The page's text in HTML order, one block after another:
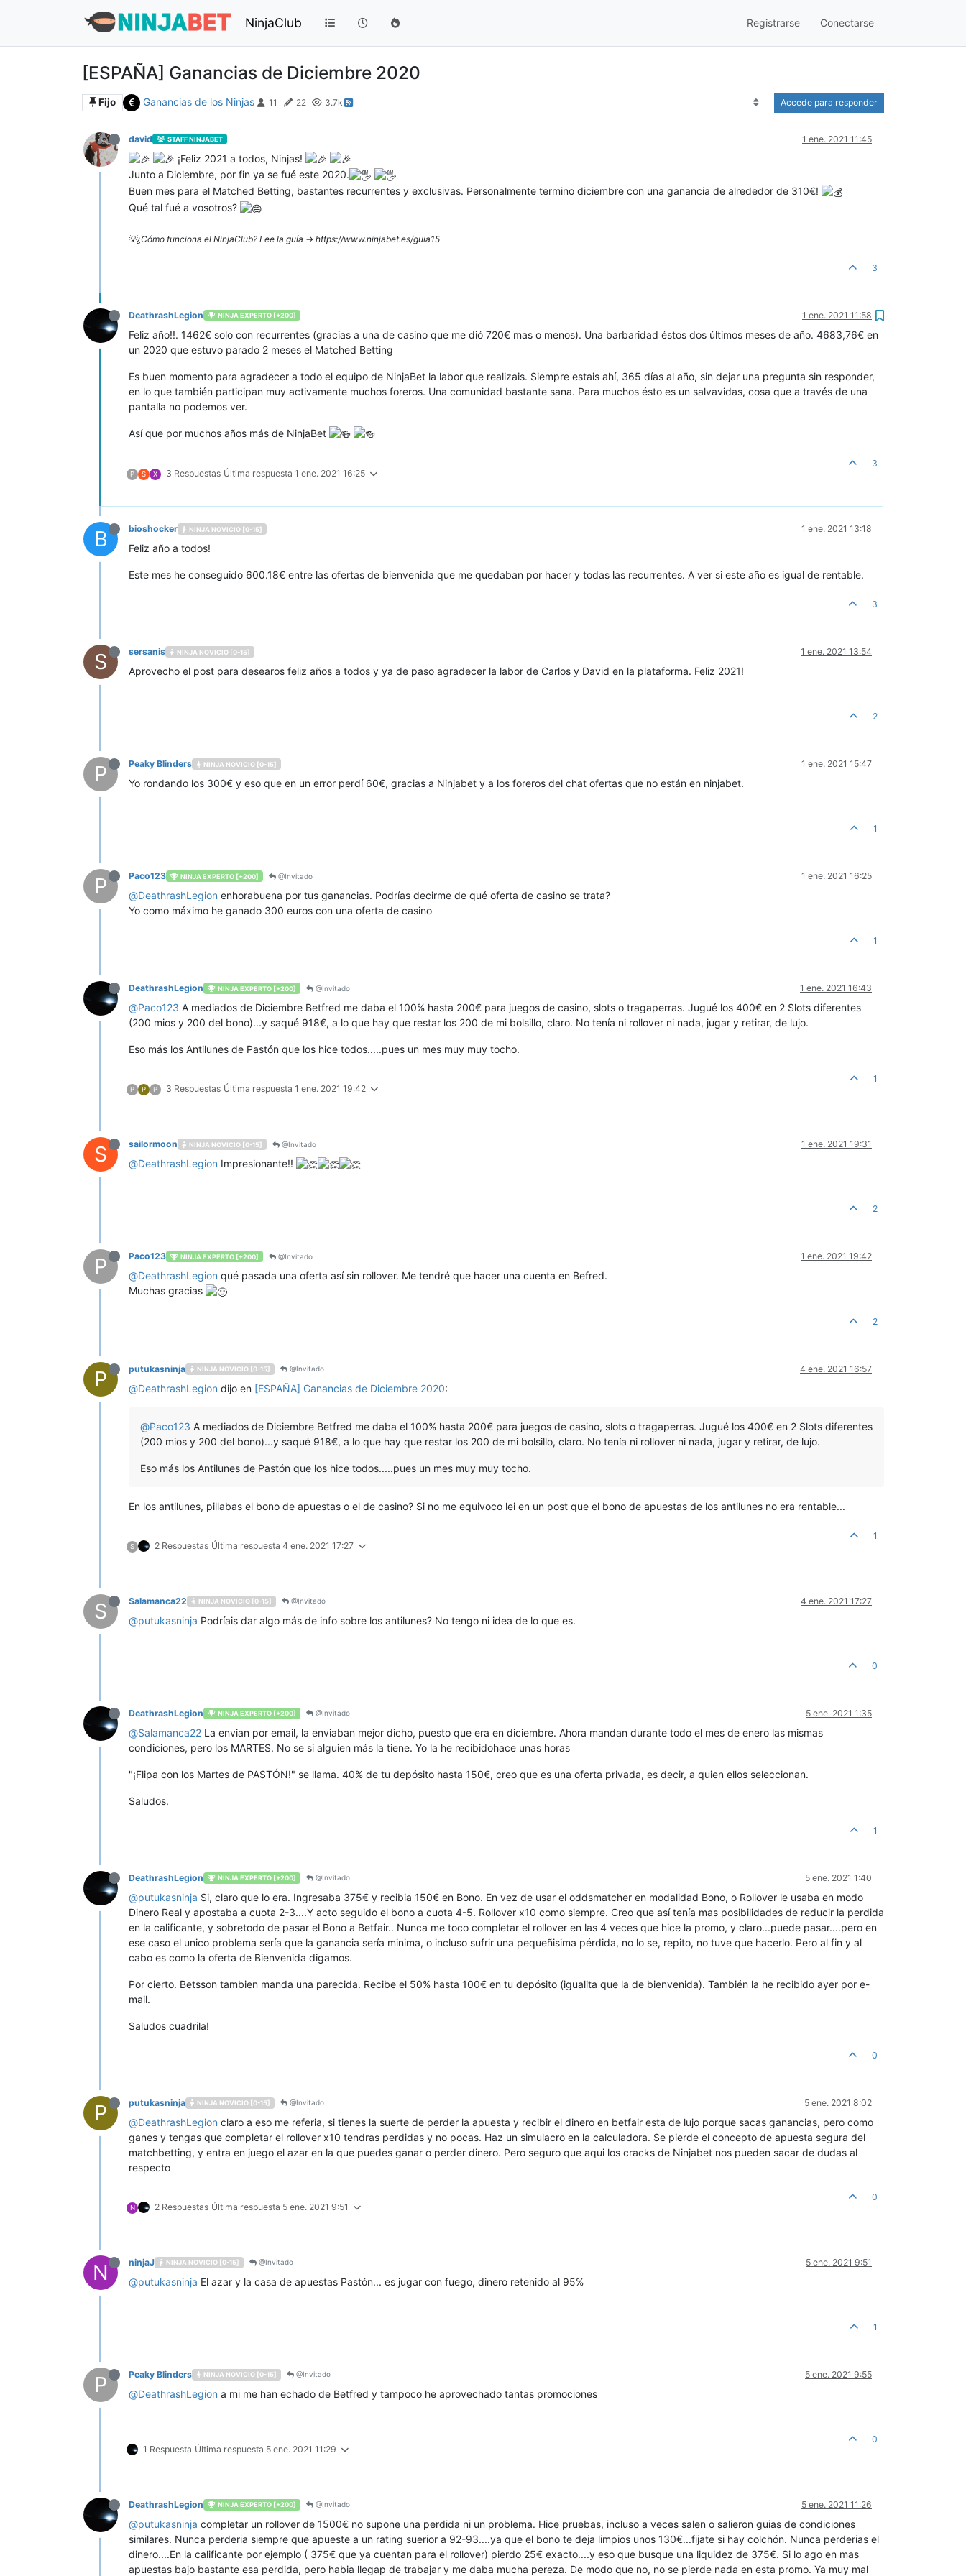
NinjaClub Registrarse Conectarse
[ESPAÑA] Ganancias de Diciembre 2020
Fijo Ganancias de los Ninjas 11 22 3.7k Accede para responder
david STAFF NINJABET 1 ene. 2021 11:45
¡Feliz 2021 a todos, Ninjas!
Junto a Diciembre, por fin ya se fué este 2020.
Buen mes para el Matched Betting, bastantes recurrentes y exclusivas. Personalmente termino diciembre con una ganancia de alrededor de 310€!
Qué tal fué a vosotros?
💡¿Cómo funciona el NinjaClub? Lee la guía -> https://www.ninjabet.es/guia15
3
DeathrashLegion NINJA EXPERTO [+200] 1 ene. 2021 11:58
Feliz año!!. 1462€ solo con recurrentes (gracias a una de casino que me dió 720€ mas o menos). Una barbaridad éstos dos últimos meses de año. 4683,76€ en
un 2020 que estuvo parado 2 meses el Matched Betting
Es buen momento para agradecer a todo el equipo de NinjaBet la labor que realizais. Siempre estais ahí, 365 días al año, sin dejar una pregunta sin responder,
en lo que también participan muy activamente muchos foreros. Una comunidad bastante sana. Para muchos ésto es un salvavidas, cosa que a través de una
pantalla no podemos ver.
Así que por muchos años más de NinjaBet
P S X 3 Respuestas Última respuesta 1 ene. 2021 16:25
3
B bioshocker NINJA NOVICIO [0-15] 1 ene. 2021 13:18
Feliz año a todos!
Este mes he conseguido 600.18€ entre las ofertas de bienvenida que me quedaban por hacer y todas las recurrentes. A ver si este año es igual de rentable.
3
S sersanis NINJA NOVICIO [0-15] 1 ene. 2021 13:54
Aprovecho el post para desearos feliz años a todos y ya de paso agradecer la labor de Carlos y David en la plataforma. Feliz 2021!
2
P Peaky Blinders NINJA NOVICIO [0-15] 1 ene. 2021 15:47
Yo rondando los 300€ y eso que en un error perdí 60€, gracias a Ninjabet y a los foreros del chat ofertas que no están en ninjabet.
1
P Paco123 NINJA EXPERTO [+200] @Invitado 1 ene. 2021 16:25
@DeathrashLegion enhorabuena por tus ganancias. Podrías decirme de qué oferta de casino se trata?
Yo como máximo he ganado 300 euros con una oferta de casino
1
DeathrashLegion NINJA EXPERTO [+200] @Invitado 1 ene. 2021 16:43
@Paco123 A mediados de Diciembre Betfred me daba el 100% hasta 200€ para juegos de casino, slots o tragaperras. Jugué los 400€ en 2 Slots diferentes
(200 mios y 200 del bono)...y saqué 918€, a lo que hay que restar los 200 de mi bolsillo, claro. No tenía ni rollover ni nada, jugar y retirar, de lujo.
Eso más los Antilunes de Pastón que los hice todos.....pues un mes muy muy tocho.
P P P 3 Respuestas Última respuesta 1 ene. 2021 19:42
1
S sailormoon NINJA NOVICIO [0-15] @Invitado 1 ene. 2021 19:31
@DeathrashLegion Impresionante!!
2
P Paco123 NINJA EXPERTO [+200] @Invitado 1 ene. 2021 19:42
@DeathrashLegion qué pasada una oferta así sin rollover. Me tendré que hacer una cuenta en Befred.
Muchas gracias
2
P putukasninja NINJA NOVICIO [0-15] @Invitado 4 ene. 2021 16:57
@DeathrashLegion dijo en [ESPAÑA] Ganancias de Diciembre 2020:
@Paco123 A mediados de Diciembre Betfred me daba el 100% hasta 200€ para juegos de casino, slots o tragaperras. Jugué los 400€ en 2 Slots diferentes
(200 mios y 200 del bono)...y saqué 918€, a lo que hay que restar los 200 de mi bolsillo, claro. No tenía ni rollover ni nada, jugar y retirar, de lujo.
Eso más los Antilunes de Pastón que los hice todos.....pues un mes muy muy tocho.
En los antilunes, pillabas el bono de apuestas o el de casino? Si no me equivoco lei en un post que el bono de apuestas de los antilunes no era rentable...
S 2 Respuestas Última respuesta 4 ene. 2021 17:27
1
S Salamanca22 NINJA NOVICIO [0-15] @Invitado 4 ene. 2021 17:27
@putukasninja Podríais dar algo más de info sobre los antilunes? No tengo ni idea de lo que es.
0
DeathrashLegion NINJA EXPERTO [+200] @Invitado 5 ene. 2021 1:35
@Salamanca22 La envian por email, la enviaban mejor dicho, puesto que era en diciembre. Ahora mandan durante todo el mes de enero las mismas
condiciones, pero los MARTES. No se si alguien más la tiene. Yo la he recibidohace unas horas
"¡Flipa con los Martes de PASTÓN!" se llama. 40% de tu depósito hasta 150€, creo que es una oferta privada, es decir, a quien ellos seleccionan.
Saludos.
1
DeathrashLegion NINJA EXPERTO [+200] @Invitado 5 ene. 2021 1:40
@putukasninja Si, claro que lo era. Ingresaba 375€ y recibia 150€ en Bono. En vez de usar el oddsmatcher en modalidad Bono, o Rollover le usaba en modo
Dinero Real y apostaba a cuota 2-3....Y acto seguido el bono a cuota 4-5. Rollover x10 como siempre. Creo que así tenía mas posibilidades de reducir la perdida
en la calificante, y sobretodo de pasar el Bono a Betfair.. Nunca me toco completar el rollover en las 4 veces que hice la promo, y claro...puede pasar....pero en
ese caso el unico problema sería que la ganancia sería minima, o incluso sufrir una pequeñisima pérdida, no lo se, repito, no tuve que hacerlo. Pero al fin y al
cabo es como la oferta de Bienvenida digamos.
Por cierto. Betsson tambien manda una parecida. Recibe el 50% hasta 100€ en tu depósito (igualita que la de bienvenida). También la he recibido ayer por e-
mail.
Saludos cuadrila!
0
P putukasninja NINJA NOVICIO [0-15] @Invitado 5 ene. 2021 8:02
@DeathrashLegion claro a eso me referia, si tienes la suerte de perder la apuesta y recibir el dinero en betfair esta de lujo porque sacas ganancias, pero como
ganes y tengas que completar el rollover x10 tendras perdidas y no pocas. Haz un simulacro en la calculadora. Se pierde el concepto de apuesta segura del
matchbetting, y entra en juego el azar en la que puedes ganar o perder dinero. Pero seguro que aqui los cracks de Ninjabet nos pueden sacar de dudas al
respecto
N 2 Respuestas Última respuesta 5 ene. 2021 9:51
0
N ninjaJ NINJA NOVICIO [0-15] @Invitado 5 ene. 2021 9:51
@putukasninja El azar y la casa de apuestas Pastón... es jugar con fuego, dinero retenido al 95%
1
P Peaky Blinders NINJA NOVICIO [0-15] @Invitado 5 ene. 2021 9:55
@DeathrashLegion a mi me han echado de Betfred y tampoco he aprovechado tantas promociones
1 Respuesta Última respuesta 5 ene. 2021 11:29
0
DeathrashLegion NINJA EXPERTO [+200] @Invitado 5 ene. 2021 11:26
@putukasninja completar un rollover de 1500€ no supone una perdida ni un problema. Hice pruebas, incluso a veces salen o salieron guias de condiciones
similares. Nunca perderia siempre que apueste a un rating suerior a 92-93....ya que el bono te deja limpios unos 130€...fijate si hay colchón. Nunca perderias el
dinero....En la calificante por ejemplo ( 375€ que ya cuentan para el rollover) pierdo 25€ exacto....y eso que busque una liquidez de 375€. Si lo ago en mas
apuestas bajo bastante esa perdida, pero habia llegap de trabajar y me daba mucha pereza. De modo que no, no se pierde nada en esta promo. Ya muy mal